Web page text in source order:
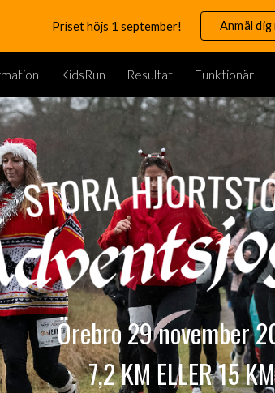
to main content
Priset höjs 1 september! Anmäl dig
KidsRun Resultat Funktionär
Örebro 29 november
7,2 KM ELLER 15 KM